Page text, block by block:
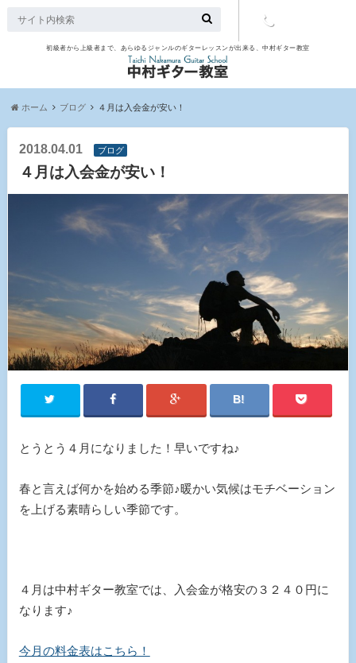
初級者から上級者まで、あらゆるジャンルのギターレッスンが出来る、中村ギター教室
ホーム ブログ ４月は入会金が安い！
2018.04.01 ブログ
４月は入会金が安い！
とうとう４月になりました！早いですね♪
春と言えば何かを始める季節♪暖かい気候はモチベーション
を上げる素晴らしい季節です。
４月は中村ギター教室では、入会金が格安の３２４０円に
なります♪
今月の料金表はこちら！